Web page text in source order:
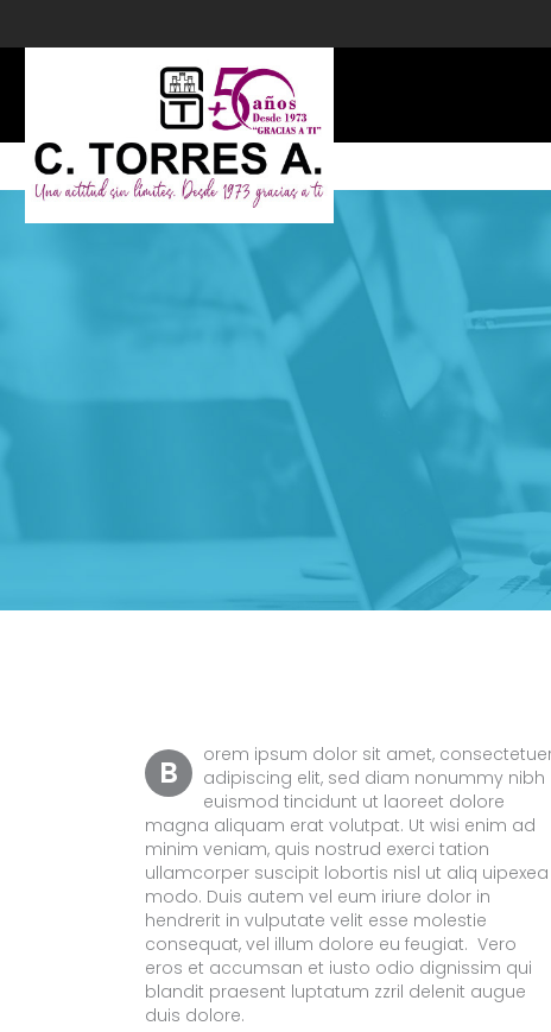
B
orem ipsum dolor sit amet,
adipiscing elit, sed diam nonummy nibh
euismod tincidunt ut laoreet dolore
magna aliquam erat volutpat. Ut wisi enim ad
minim veniam, quis nostrud exerci tation
ullamcorper suscipit lobortis nisl ut aliq uipexea
modo. Duis autem vel eum iriure dolor in
hendrerit in vulputate velit esse molestie
consequat, vel illum dolore eu feugiat. Vero
eros et accumsan et iusto odio dignissim qui
blandit praesent luptatum zzril delenit augue
duis dolore.